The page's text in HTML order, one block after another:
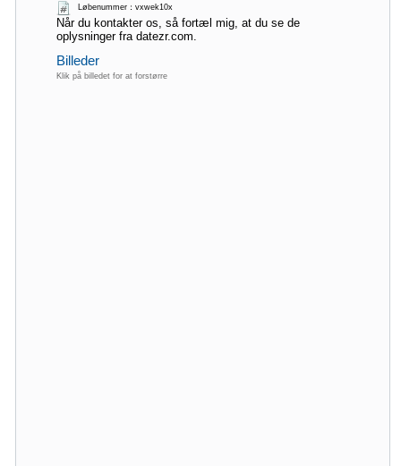
Løbenummer：vxwek10x
Når du kontakter os, så fortæl mig, at du se de
oplysninger fra datezr.com.
Billeder
Klik på billedet for at forstørre